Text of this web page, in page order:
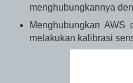
menghubungkannya
Menghubungkan AWS
melakukan kalibrasi